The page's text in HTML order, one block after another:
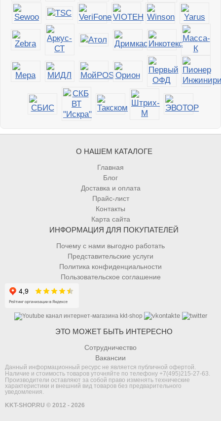
О НАШЕМ КАТАЛОГЕ
Главная
Блог
Доставка и оплата
Прайс-лист
Контакты
Карта сайта
ИНФОРМАЦИЯ ДЛЯ ПОКУПАТЕЛЕЙ
Почему с нами выгодно работать
Представительские услуги
Политика конфиденциальности
Пользовательское соглашение
ЭТО МОЖЕТ БЫТЬ ИНТЕРЕСНО
Сотрудничество
Вакансии
Данный информационный ресурс не является публичной офертой.
Наличие и стоимость товаров уточняйте по телефону +7(495)215-27-63
Производители оставляют за собой право изменять технические
характеристики и внешний вид товаров без предварительного
уведомления.
KKT-SHOP.RU © 2012 - 2026